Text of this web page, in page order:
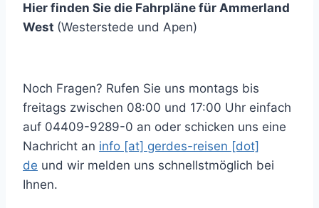
Hier finden Sie die Fahrpläne für Ammerland
West (Westerstede und Apen)
Noch Fragen? Rufen Sie uns montags bis
freitags zwischen 08:00 und 17:00 Uhr einfach
auf 04409-9289-0 an oder schicken uns eine
Nachricht an info [at] gerdes-reisen [dot]
de und wir melden uns schnellstmöglich bei
Ihnen.